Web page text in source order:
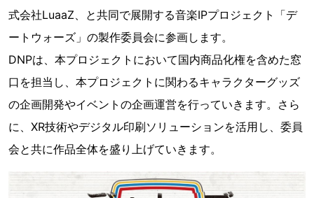
式会社LuaaZ、と共同で展開する音楽IPプロジェクト「デ
ートウォーズ」の製作委員会に参画します。
DNPは、本プロジェクトにおいて国内商品化権を含めた窓
口を担当し、本プロジェクトに関わるキャラクターグッズ
の企画開発やイベントの企画運営を行っていきます。さら
に、XR技術やデジタル印刷ソリューションを活用し、委員
会と共に作品全体を盛り上げていきます。